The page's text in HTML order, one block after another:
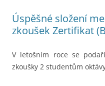
Úspěšné složení
zkoušek Zertifikat
V letošním roce se
zkoušky 2 studentům